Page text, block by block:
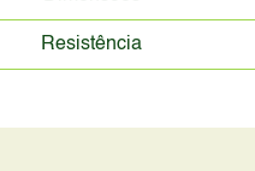
Resistência